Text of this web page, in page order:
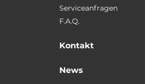
Serviceanfragen
F.A.Q.
Kontakt
News